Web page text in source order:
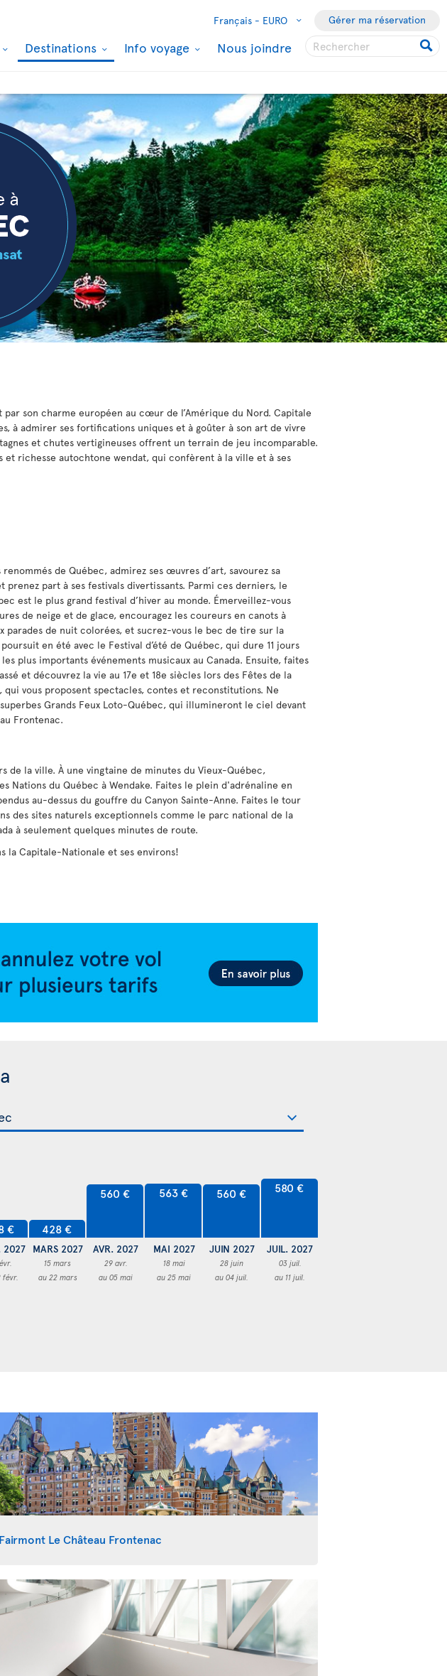
Français - EURO Gérer ma réservation
Destinations Info voyage Nous joindre
son charme européen au cœur de l’Amérique du Nord. Capitale
à admirer ses fortifications uniques et à goûter à son art de vivre
et chutes vertigineuses offrent un terrain de jeu incomparable.
richesse autochtone wendat, qui confèrent à la ville et à ses
renommés de Québec, admirez ses œuvres d’art, savourez sa
prenez part à ses festivals divertissants. Parmi ces derniers, le
est le plus grand festival d’hiver au monde. Émerveillez-vous
de neige et de glace, encouragez les coureurs en canots à
parades de nuit colorées, et sucrez-vous le bec de tire sur la
en été avec le Festival d’été de Québec, qui dure 11 jours
plus importants événements musicaux au Canada. Ensuite, faites
et découvrez la vie au 17e et 18e siècles lors des Fêtes de la
qui vous proposent spectacles, contes et reconstitutions. Ne
Grands Feux Loto-Québec, qui illumineront le ciel devant
Frontenac.
la ville. À une vingtaine de minutes du Vieux-Québec,
du Québec à Wendake. Faites le plein d'adrénaline en
au-dessus du gouffre du Canyon Sainte-Anne. Faites le tour
des sites naturels exceptionnels comme le parc national de la
à seulement quelques minutes de route.
la Capitale-Nationale et ses environs!
€
2027
févr.
428 €
MARS 2027
15 mars
au 22 mars
560 €
AVR. 2027
29 avr.
au 05 mai
563 €
MAI 2027
18 mai
au 25 mai
560 €
JUIN 2027
28 juin
au 04 juil.
580 €
JUIL. 2027
03 juil.
au 11 juil.
Fairmont Le Château Frontenac